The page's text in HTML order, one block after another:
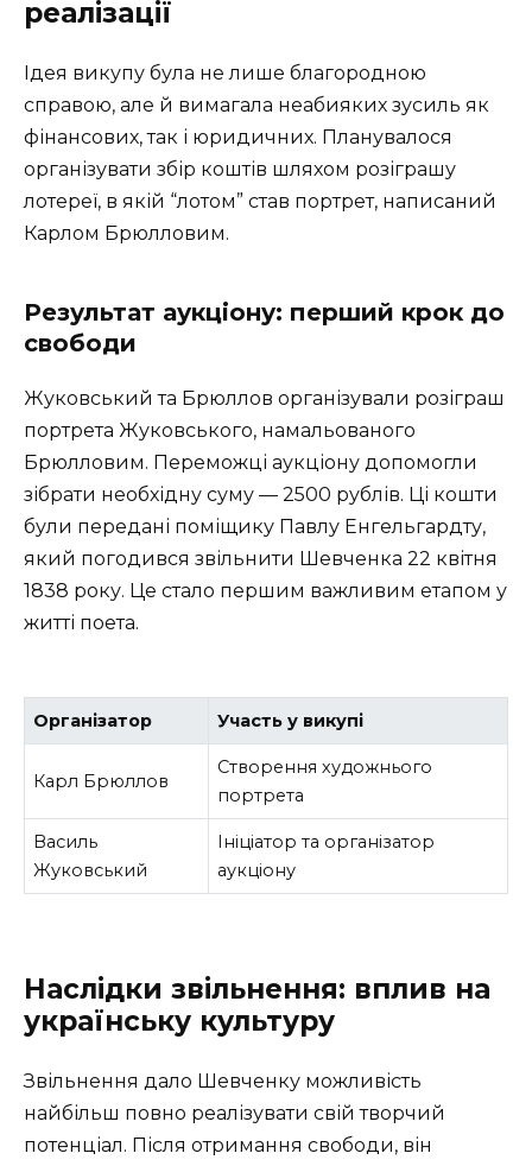
реалізації
Ідея викупу була не лише благородною
справою, але й вимагала неабияких зусиль як
фінансових, так і юридичних. Планувалося
організувати збір коштів шляхом розіграшу
лотереї, в якій “лотом” став портрет, написаний
Карлом Брюлловим.
Результат аукціону: перший крок до
свободи
Жуковський та Брюллов організували розіграш
портрета Жуковського, намальованого
Брюлловим. Переможці аукціону допомогли
зібрати необхідну суму — 2500 рублів. Ці кошти
були передані поміщику Павлу Енгельгардту,
який погодився звільнити Шевченка 22 квітня
1838 року. Це стало першим важливим етапом у
житті поета.
Організатор Участь у викупі
Карл Брюллов
Створення художнього
портрета
Василь
Жуковський
Ініціатор та організатор
аукціону
Наслідки звільнення: вплив на
українську культуру
Звільнення дало Шевченку можливість
найбільш повно реалізувати свій творчий
потенціал. Після отримання свободи, він